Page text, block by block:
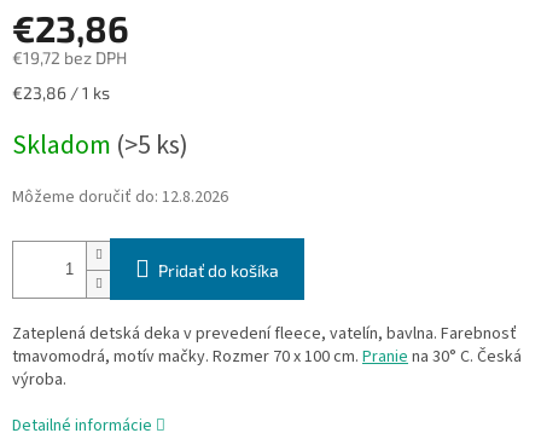
€23,86
€19,72 bez DPH
Jednotková
€23,86 / 1 ks
Skladom (>5 ks)
Môžeme doručiť do: 12.8.2026
Pridať do košíka
Zateplená detská deka v prevedení fleece, vatelín, bavlna. Farebnosť
tmavomodrá, motív mačky. Rozmer 70 x 100 cm. Praniena 30° C. Česká
výroba.
Detailné informácie